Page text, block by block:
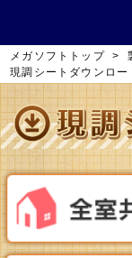
取扱販売
メガソフトトップ >
現調シートダウンロー